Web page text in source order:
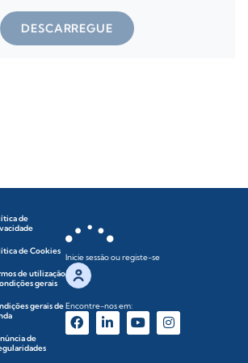
DESCARREGUE
de
de Cookies
de utilização
gerais
gerais de
de
Inicie sessão ou registe-se
Encontre-nos em: